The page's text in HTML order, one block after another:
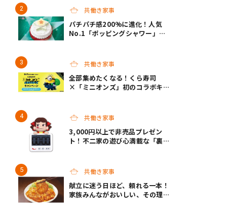
共働き家事
パチパチ感200%に進化！人気
No.1「ポッピングシャワー」チ
が最高共働き家事
全部集めたくなる！くら寿司
×「ミニオンズ」初のコラボキャ
共働き家事
3,000円以上で非売品プレゼン
ト！不二家の遊び心満載な「裏不
共働き家事
献立に迷う日ほど、頼れる一本！
家族みんながおいしい、その理由